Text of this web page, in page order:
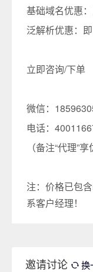
基础域名优惠
泛解析优惠：
立即咨询/下单
微信：
电话：
（备注“代理”
注：价格已包
系客户经理！
邀请讨论 换